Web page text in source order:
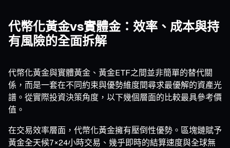
代幣化黃金vs實體金：效率、成本與持
有風險的全面拆解
代幣化黃金與實體黃金、黃金ETF之間並非簡單的替代關
係，而是一套在不同約束與優勢維度間尋求最優解的資產光
譜。從實際投資決策角度，以下幾個層面的比較最具參考價
值。
在交易效率層面，代幣化黃金擁有壓倒性優勢。區塊鏈賦予
黃金全天候7×24小時交易、幾乎即時的結算速度與全球無